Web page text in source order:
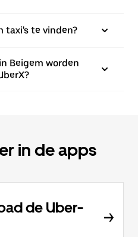
taxi's te vinden?
Beigem worden
in de apps
de Uber-